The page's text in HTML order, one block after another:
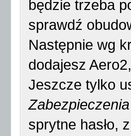
będzie trzeba
sprawdź
Następnie wg
dodajesz
Jeszcze tylko
Zabezpieczenia
sprytne hasło,